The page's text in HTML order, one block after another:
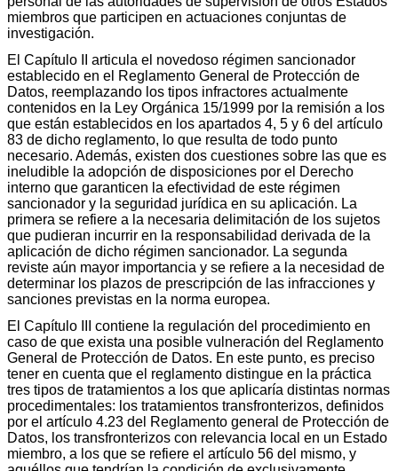
miembros que participen en actuaciones conjuntas de
investigación.
El Capítulo II articula el novedoso régimen sancionador
establecido en el Reglamento General de Protección de
Datos, reemplazando los tipos infractores actualmente
contenidos en la Ley Orgánica 15/1999 por la remisión a los
que están establecidos en los apartados 4, 5 y 6 del artículo
83 de dicho reglamento, lo que resulta de todo punto
necesario. Además, existen dos cuestiones sobre las que es
ineludible la adopción de disposiciones por el Derecho
interno que garanticen la efectividad de este régimen
sancionador y la seguridad jurídica en su aplicación. La
primera se refiere a la necesaria delimitación de los sujetos
que pudieran incurrir en la responsabilidad derivada de la
aplicación de dicho régimen sancionador. La segunda
reviste aún mayor importancia y se refiere a la necesidad de
determinar los plazos de prescripción de las infracciones y
sanciones previstas en la norma europea.
El Capítulo III contiene la regulación del procedimiento en
caso de que exista una posible vulneración del Reglamento
General de Protección de Datos. En este punto, es preciso
tener en cuenta que el reglamento distingue en la práctica
tres tipos de tratamientos a los que aplicaría distintas normas
procedimentales: los tratamientos transfronterizos, definidos
por el artículo 4.23 del Reglamento general de Protección de
Datos, los transfronterizos con relevancia local en un Estado
miembro, a los que se refiere el artículo 56 del mismo, y